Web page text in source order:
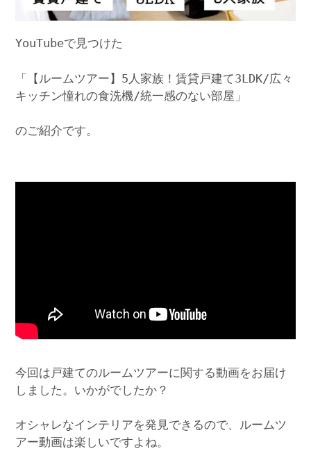
YouTubeで見つけた
「【ルームツアー】5人家族！賃貸戸建て3LDK/広々
キッチン憧れの食洗機/統一感のない部屋」
のご紹介です。
今回は戸建てのルームツアーに関する動画をお届け
しました。いかがでしたか？
オシャレなインテリアを発見できるので、ルームツ
アー動画は楽しいですよね。